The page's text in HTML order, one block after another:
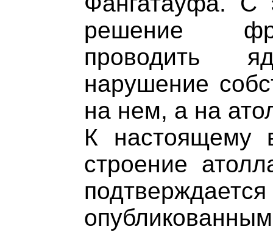
решение
проводить
нарушение
на нем, а на
К настоящему
строение